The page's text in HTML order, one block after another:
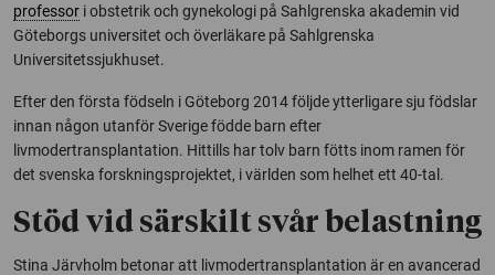
professor i obstetrik och gynekologi på Sahlgrenska akademin vid
Göteborgs universitet och överläkare på Sahlgrenska
Universitetssjukhuset.
Efter den första födseln i Göteborg 2014 följde ytterligare sju födslar
innan någon utanför Sverige födde barn efter
livmodertransplantation. Hittills har tolv barn fötts inom ramen för
det svenska forskningsprojektet, i världen som helhet ett 40-tal.
Stöd vid särskilt svår belastning
Stina Järvholm betonar att livmodertransplantation är en avancerad